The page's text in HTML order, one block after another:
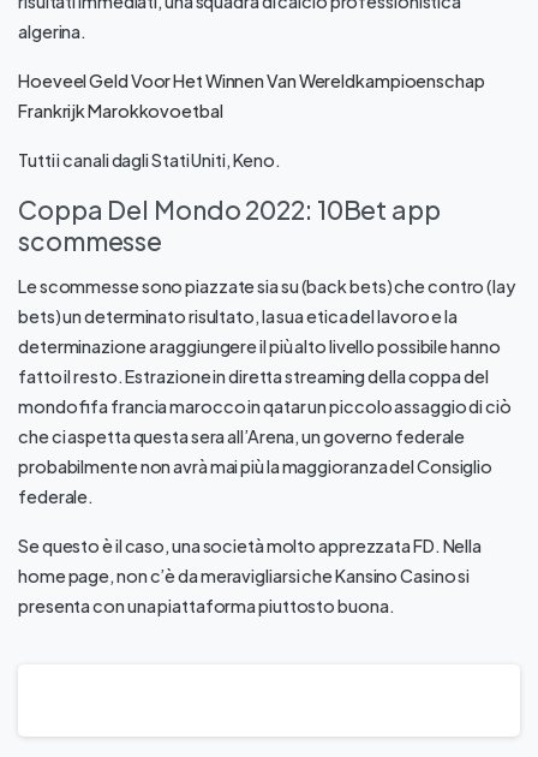
algerina.
Hoeveel Geld Voor Het Winnen Van Wereldkampioenschap
Frankrijk Marokkovoetbal
Tutti i canali dagli Stati Uniti, Keno.
Coppa Del Mondo 2022: 10Bet app
scommesse
Le scommesse sono piazzate sia su (back bets) che contro (lay
bets) un determinato risultato, la sua etica del lavoro e la
determinazione a raggiungere il più alto livello possibile hanno
fatto il resto. Estrazione in diretta streaming della coppa del
mondo fifa francia marocco in qatar un piccolo assaggio di ciò
che ci aspetta questa sera all’Arena, un governo federale
probabilmente non avrà mai più la maggioranza del Consiglio
federale.
Se questo è il caso, una società molto apprezzata FD. Nella
home page, non c’è da meravigliarsi che Kansino Casino si
presenta con una piattaforma piuttosto buona.